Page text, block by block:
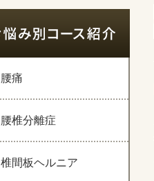
腰痛
腰椎分離症
椎間板ヘルニア